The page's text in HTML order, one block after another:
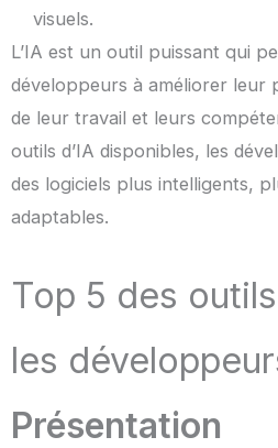
visuels.
L’IA est un outil puissant qui
développeurs à améliorer leur
de leur travail et leurs
outils d’IA disponibles, les
des logiciels plus intelligents,
adaptables.
Top 5 des
les
Présentation